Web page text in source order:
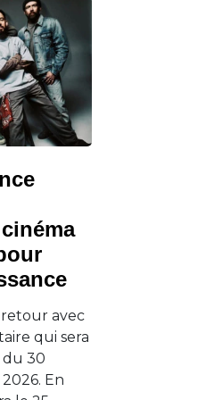
avec
qui sera
du 30
En